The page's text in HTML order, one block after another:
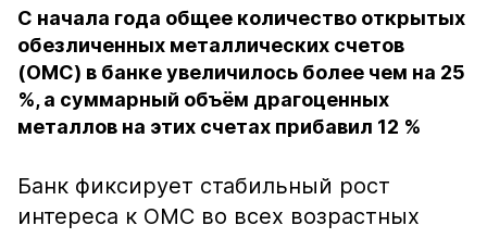
С начала года общее количество открытых
обезличенных металлических счетов
(ОМС) в банке увеличилось более чем на 25
%, а суммарный объём драгоценных
металлов на этих счетах прибавил 12 %
Банк фиксирует стабильный рост
интереса к ОМС во всех возрастных